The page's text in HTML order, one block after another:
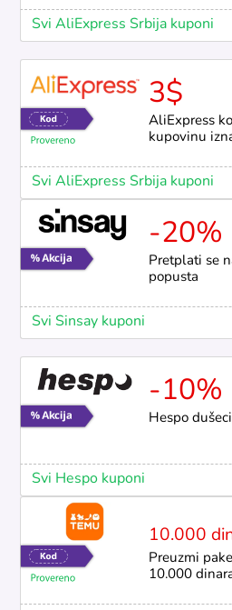
Svi AliExpress Srbija kuponi
3$
AliExpress
kupovinu
Svi AliExpress Srbija kuponi
-20%
Pretplati se
popusta
Svi Sinsay kuponi
-10%
Hespo
Svi Hespo kuponi
10.000
Preuzmi
10.000